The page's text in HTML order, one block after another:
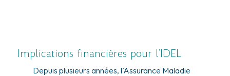
Implications financières pour l’IDEL
Depuis plusieurs années, l’Assurance Maladie